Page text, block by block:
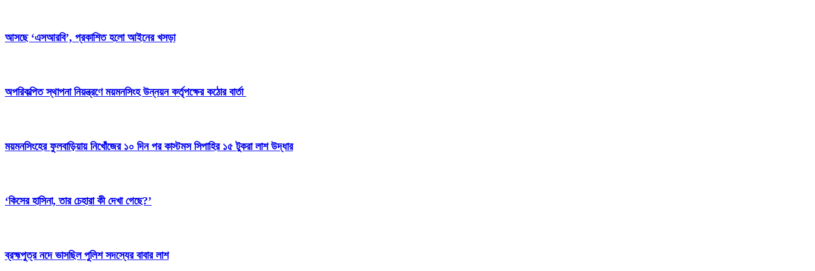
আসছে ‘এসআরবি’, প্রকাশিত হলো আইনের খসড়া
অপরিকল্পিত স্থাপনা নিয়ন্ত্রণে ময়মনসিংহ উন্নয়ন কর্তৃপক্ষের কঠোর বার্তা
ময়মনসিংহের ফুলবাড়িয়ায় নিখোঁজের ১০ দিন পর কাস্টমস সিপাহির ১৫ টুকরা লাশ উদ্ধার
‘কিসের হাসিনা, তার চেহারা কী দেখা গেছে?’
ব্রহ্মপুত্র নদে ভাসছিল পুলিশ সদস্যের বাবার লাশ